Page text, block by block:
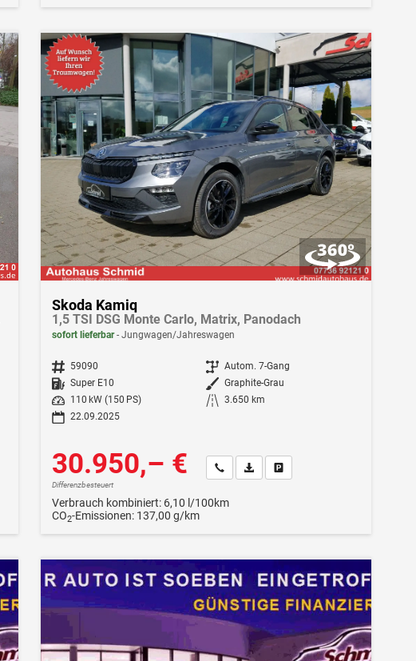
Skoda Kamiq
1,5 TSI DSG Monte Carlo, Matrix, Panodach
sofort lieferbar Jungwagen/Jahreswagen
Fahrzeugnr. 59090 Getriebe Autom. 7-Gang
Kraftstoff Super E10 Außenfarbe Graphite-Grau
Leistung
110 kW (150 PS) Kilometerstand 3.650 km
22.09.2025
30.950,– €
Differenzbesteuert
Wir rufen Sie an
Fahrzeugexposé (PDF)
Fahrzeug parken
Verbrauch kombiniert: 6,10 l/100km
CO2-Emissionen: 137,00 g/km